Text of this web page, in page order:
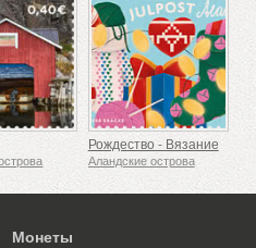
Рождество - Вязание
Аландские острова
Монеты